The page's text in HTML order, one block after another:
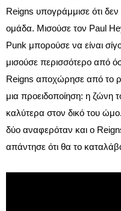
Reigns υπογράμμισε ότι
ομάδα. Μισούσε τον Paul
Punk μπορούσε να είναι
μισούσε περισσότερο από
Reigns αποχώρησε από το
μια προειδοποίηση: η ζώνη
καλύτερα στον δικό του
δύο αναφερόταν και ο
απάντησε ότι θα το